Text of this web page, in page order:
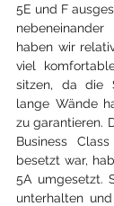
5E und F
haben wir
viel
sitzen, da die
lange Wände
zu garantieren.
Business
besetzt war,
5A umgesetzt.
unterhalten